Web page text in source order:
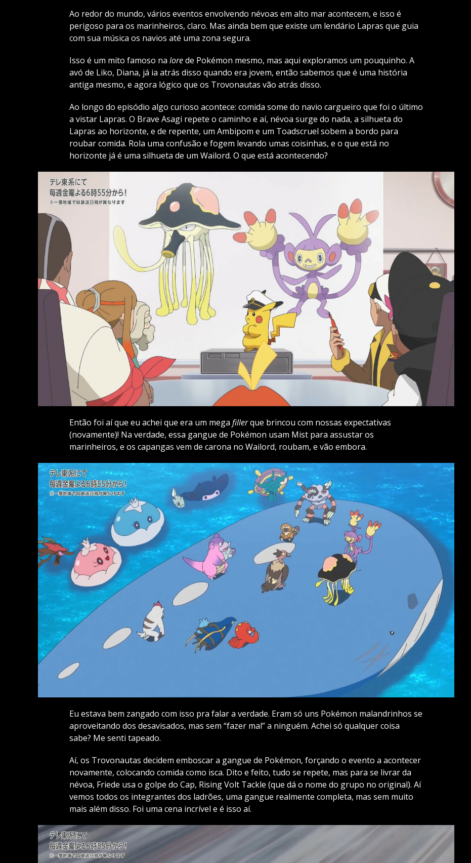
Ao redor do mundo, vários eventos envolvendo névoas em alto mar acontecem, e isso é
perigoso para os marinheiros, claro. Mas ainda bem que existe um lendário Lapras que guia
com sua música os navios até uma zona segura.
Isso é um mito famoso na lorede Pokémon mesmo, mas aqui exploramos um pouquinho. A
avó de Liko, Diana, já ia atrás disso quando era jovem, então sabemos que é uma história
antiga mesmo, e agora lógico que os Trovonautas vão atrás disso.
Ao longo do episódio algo curioso acontece: comida some do navio cargueiro que foi o último
a vistar Lapras. O Brave Asagi repete o caminho e aí, névoa surge do nada, a silhueta do
Lapras ao horizonte, e de repente, um Ambipom e um Toadscruel sobem a bordo para
roubar comida. Rola uma confusão e fogem levando umas coisinhas, e o que está no
horizonte já é uma silhueta de um Wailord. O que está acontecendo?
Então foi aí que eu achei que era um mega fillerque brincou com nossas expectativas
(novamente)! Na verdade, essa gangue de Pokémon usam Mist para assustar os
marinheiros, e os capangas vem de carona no Wailord, roubam, e vão embora.
Eu estava bem zangado com isso pra falar a verdade. Eram só uns Pokémon malandrinhos se
aproveitando dos desavisados, mas sem “fazer mal” a ninguém. Achei só qualquer coisa
sabe? Me senti tapeado.
Aí, os Trovonautas decidem emboscar a gangue de Pokémon, forçando o evento a acontecer
novamente, colocando comida como isca. Dito e feito, tudo se repete, mas para se livrar da
névoa, Friede usa o golpe do Cap, Rising Volt Tackle (que dá o nome do grupo no original). Aí
vemos todos os integrantes dos ladrões, uma gangue realmente completa, mas sem muito
mais além disso. Foi uma cena incrível e é isso aí.